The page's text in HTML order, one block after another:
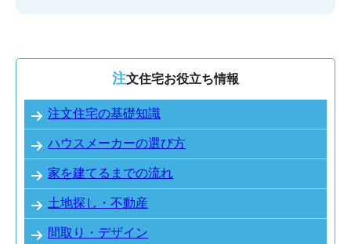
注文住宅お役立ち情報
注文住宅の基礎知識
ハウスメーカーの選び方
家を建てるまでの流れ
土地探し・不動産
間取り・デザイン